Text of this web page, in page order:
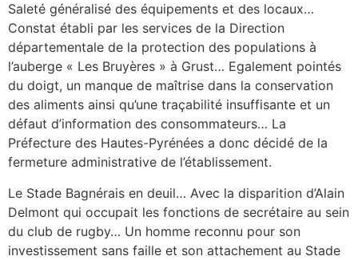
Saleté généralisé des équipements et des locaux…
Constat établi par les services de la Direction
départementale de la protection des populations à
l’auberge « Les Bruyères » à Grust… Egalement pointés
du doigt, un manque de maîtrise dans la conservation
des aliments ainsi qu’une traçabilité insuffisante et un
défaut d’information des consommateurs… La
Préfecture des Hautes-Pyrénées a donc décidé de la
fermeture administrative de l’établissement.
Le Stade Bagnérais en deuil… Avec la disparition d’Alain
Delmont qui occupait les fonctions de secrétaire au sein
du club de rugby… Un homme reconnu pour son
investissement sans faille et son attachement au Stade